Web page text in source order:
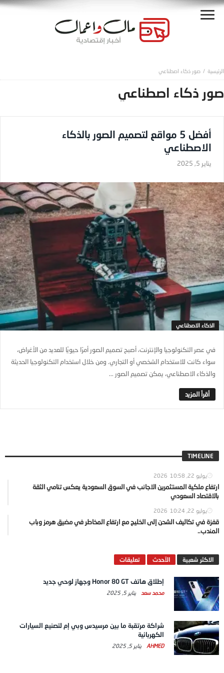
صور ذكاء اصطناعي
صور ذكاء اصطناعي
أفضل 5 مواقع لتصميم الصور بالذكاء
الاصطناعي
يناير 5, 2025
الذكاء الاصطناعي
في عصر التكنولوجيا والإنترنت، أصبح تصميم الصور أمرًا حيويًا للعديد من الأغراض،
سواء كانت للاستخدام الشخصي أو التجاري. ومن خلال استخدام التكنولوجيا الحديثة
والذكاء الاصطناعي، يمكن تصميم الصور ...
TIMELINE
يوليو 22, 2026 10:58
ارتفاع ملكية المستثمرين الاجانب في السوق السعودية يعكس تنامي الثقة
بالاقتصاد السعودي
يوليو 22, 2026 10:24
قفزة في تكاليف الشحن إلى الخليج مع ارتفاع المخاطر في مضيق هرمز وباب
المندب..
الاكثر شعبية الآحدث تعليقات
إطلاق هاتف Honor 80 GT وجهاز لوحي جديد
محمد سعد يناير 5, 2025
شراكة مرتقبة ما بين مرسيدس وبي إم لتصنيع السيارات
الكهربائية
AHMED يناير 5, 2025